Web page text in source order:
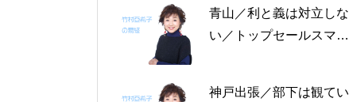
日の5日分の易経一日一
言
青山／利と義は対立しな
い／トップセールスマン
神戸出張／部下は観てい